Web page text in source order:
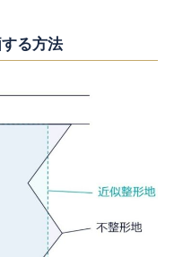
る方法